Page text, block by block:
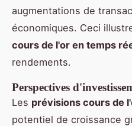
augmentations de
économiques. Ceci
cours de l'or en temps
rendements.
Perspectives
Les prévisions cours de
potentiel de croissance